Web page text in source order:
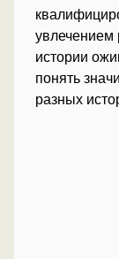
увлечением
истории
понять
разных